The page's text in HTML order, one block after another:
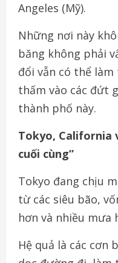
Angeles (Mỹ).
Những nơi này
băng không phải
đổi vẫn có thể
thấm vào các đứt
thành phố này.
Tokyo, California
cuối cùng”
Tokyo đang chịu
từ các siêu bão,
hơn và nhiều mưa
Hệ quả là các cơn